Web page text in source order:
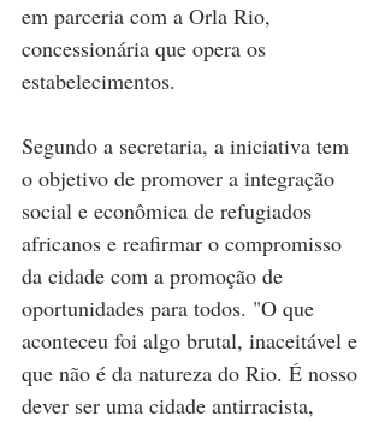
em parceria com a Orla Rio,
concessionária que opera os
estabelecimentos.
Segundo a secretaria, a iniciativa tem
o objetivo de promover a integração
social e econômica de refugiados
africanos e reafirmar o compromisso
da cidade com a promoção de
oportunidades para todos. "O que
aconteceu foi algo brutal, inaceitável e
que não é da natureza do Rio. É nosso
dever ser uma cidade antirracista,